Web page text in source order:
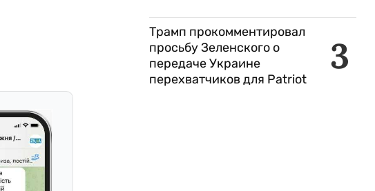
3
Трамп прокомментировал
просьбу Зеленского о
передаче Украине
перехватчиков для Patriot